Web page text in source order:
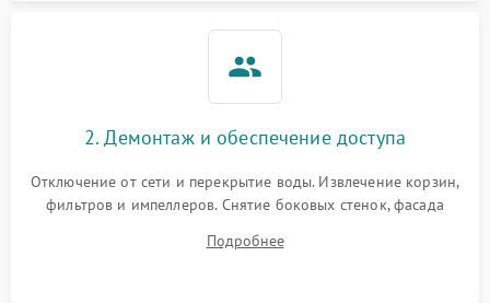
2. Демонтаж и обеспечение доступа
Отключение от сети и перекрытие воды. Извлечение корзин,
фильтров и импеллеров. Снятие боковых стенок, фасада
циркуляционному насосу, ТЭНу и сливной помпе.
Подробнее